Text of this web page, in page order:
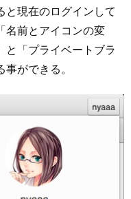
と現在のログインして
名前とアイコンの変
と「プライベートブラ
ができる。